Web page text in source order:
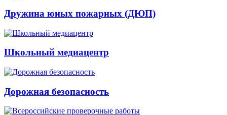
Дружина юных пожарных (ДЮП)
Школьный медиацентр
Дорожная безопасность